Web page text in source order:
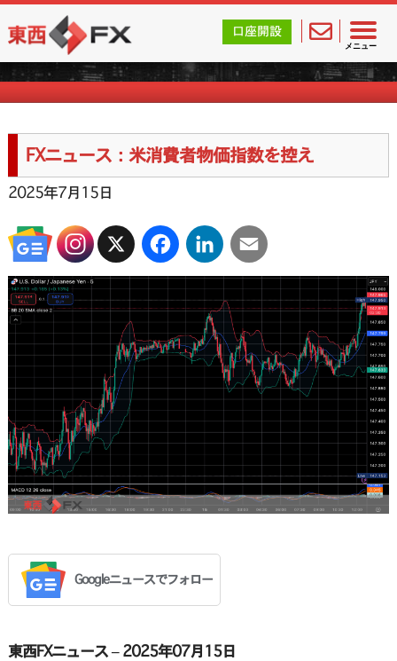
メニュー
東西FX｜海外FX会社（ブローカー）の無料口座開設サポ
口座開設
FXニュース一覧
FXニュース：米消費者物価指数を控え
2025年7月15日
X FacebookLinkedInEmail
Googleニュースでフォロー
東西FXニュース – 2025年07月15日